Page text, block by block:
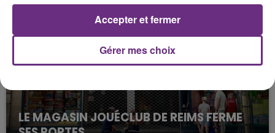
nucléaire ardennaise est à l'arrêt. Une situation
justifiée par la sécheresse intense qui est toujours
présente.
LE MAGASIN JOUÉCLUB DE REIMS FERME
Gérer mes choix
Accepter et fermer